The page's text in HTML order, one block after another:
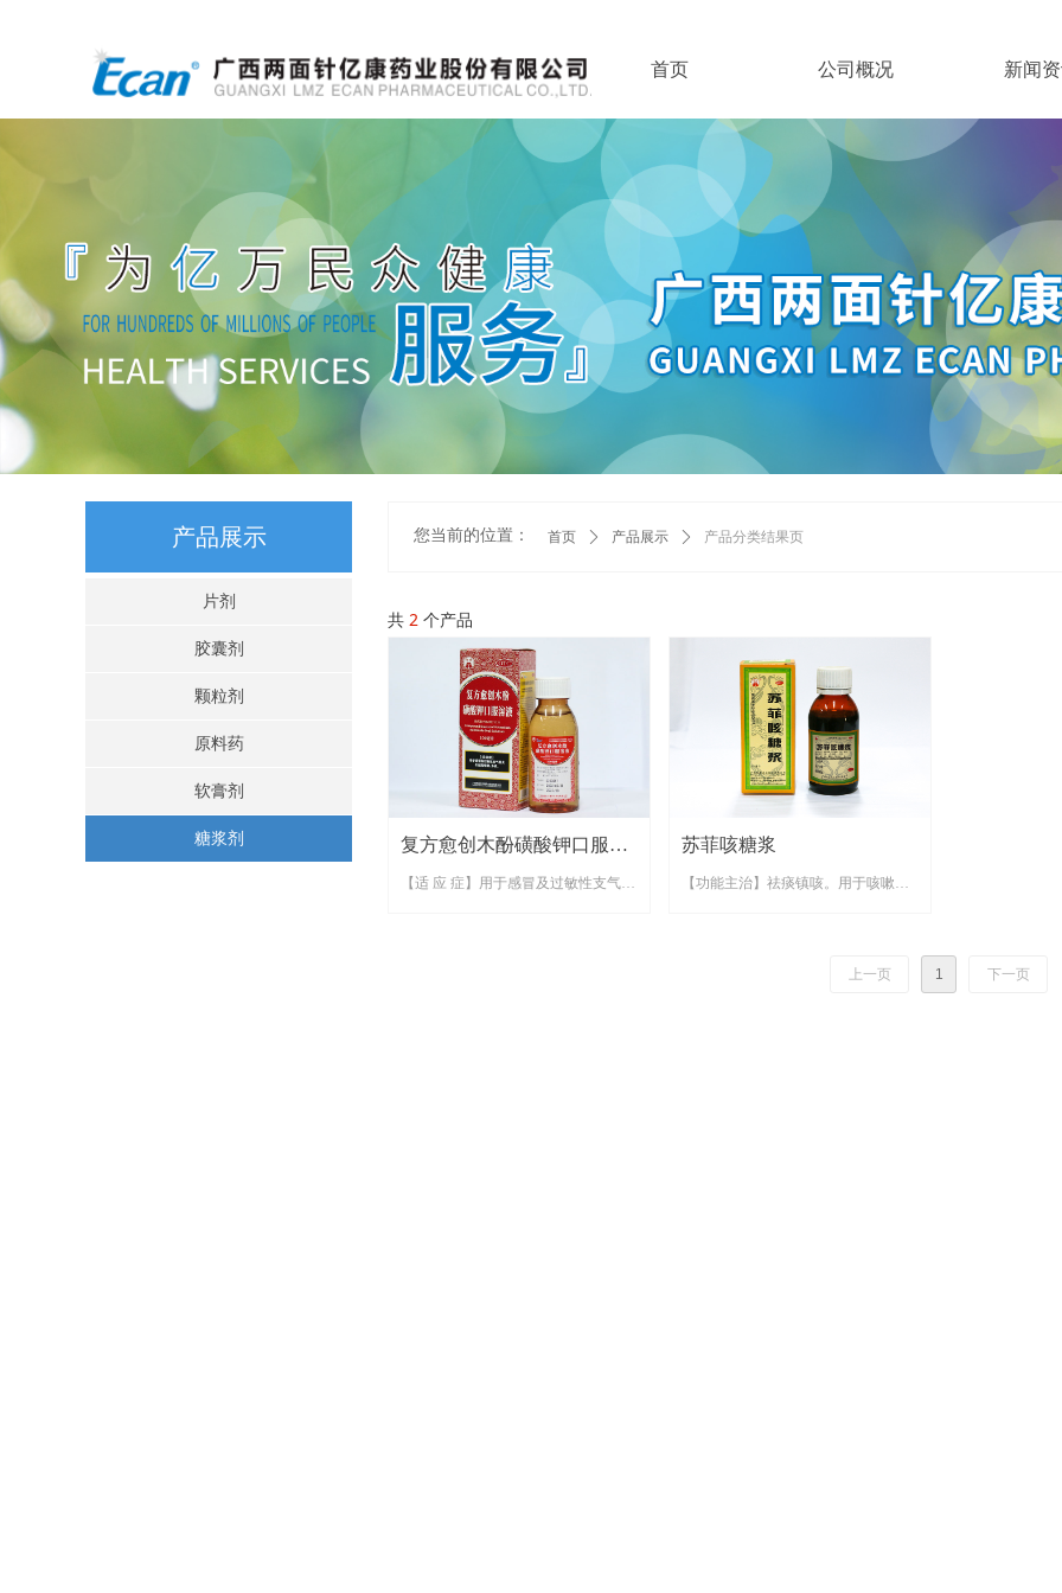
首页 公司概况 新闻
共 2 个产品
复方愈创木酚磺酸钾口服溶
液
【适 应 症】用于感冒及过敏性支气管
苏菲咳糖浆
【功能主治】祛痰镇咳。用于咳嗽，
上一页 1 下一页
您当前的位置： 首页 ꄲ 产品展示 ꄲ 产品分类结果页
产品展示
片剂
胶囊剂
颗粒剂
原料药
软膏剂
糖浆剂